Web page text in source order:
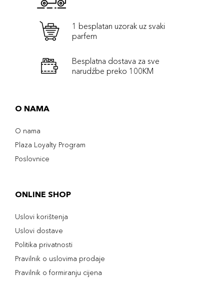
1 besplatan uzorak uz svaki
parfem
Besplatna dostava za sve
narudźbe preko 100KM
O NAMA
O nama
Plaza Loyalty Program
Poslovnice
ONLINE SHOP
Uslovi korištenja
Uslovi dostave
Politika privatnosti
Pravilnik o uslovima prodaje
Pravilnik o formiranju cijena